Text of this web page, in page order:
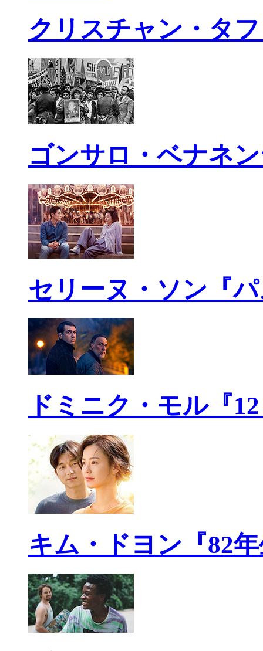
クリスチャン・タ
ゴンサロ・ベナネ
セリーヌ・ソン『
ドミニク・モル『
キム・ドヨン『82